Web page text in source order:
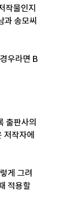
작물인지
과 송모씨
우라면 B
출판사의
작자에
게 그려
적용할